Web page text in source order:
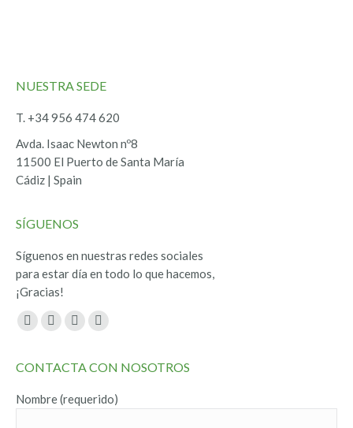
NUESTRA SEDE
T. +34 956 474 620
Avda. Isaac Newton nº8
11500 El Puerto de Santa María
Cádiz | Spain
SÍGUENOS
Síguenos en nuestras redes sociales
para estar día en todo lo que hacemos,
¡Gracias!
Encuéntranos en:
Facebook
opens
new
Twitter
opens
new
YouTube
opens
new
Instagram
opens
new
CONTACTA CON NOSOTROS
Nombre (requerido)